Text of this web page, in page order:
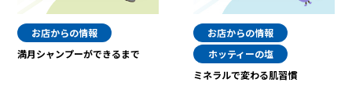
お店からの情報
満月シャンプーができるまで
お店からの情報
ホッティーの塩
ミネラルで変わる肌習慣